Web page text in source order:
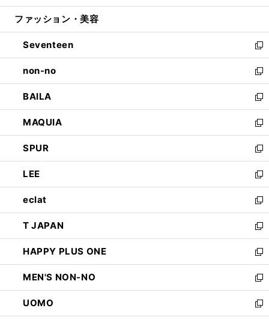
開
ウ
開
く
ン
ウ
で
開
く
ウ
ン
ド
ウ
で
開
く
ファッション・美容
Seventeen
新
し
い
ウ
ィ
ン
ド
ウ
で
開
く
non-no
新
し
い
ウ
ィ
ン
ド
ウ
で
開
く
BAILA
新
し
い
ウ
ィ
ン
ド
ウ
で
開
く
MAQUIA
新
し
い
ウ
ィ
ン
ド
ウ
で
開
く
SPUR
新
し
い
ウ
ィ
ン
ド
ウ
で
開
く
LEE
新
し
い
ウ
ィ
ン
ド
ウ
で
開
く
eclat
新
し
い
ウ
ィ
ン
ド
ウ
で
開
T JAPAN
新
し
い
ウ
ィ
ン
ド
ウ
HAPPY PLUS ONE
新
し
い
ウ
ィ
ン
MEN'S NON-NO
新
し
い
ウ
UOMO
新